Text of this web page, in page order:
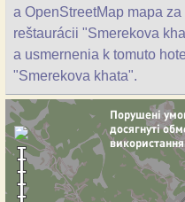
a OpenStreetMap mapa
reštaurácii "Smerekova
a usmernenia k tomuto
"Smerekova khata".